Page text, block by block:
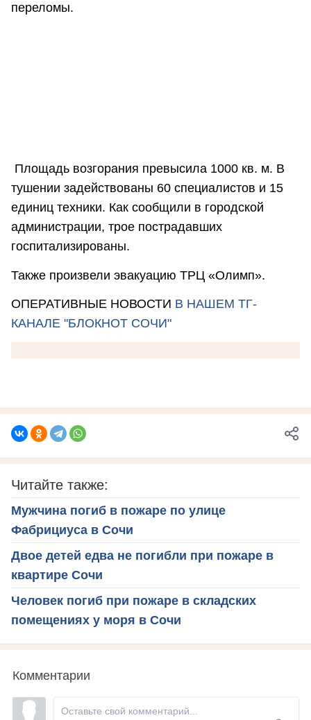
переломы.
Площадь возгорания превысила 1000 кв. м. В
тушении задействованы 60 специалистов и 15
единиц техники. Как сообщили в городской
администрации, трое пострадавших
госпитализированы.
Также произвели эвакуацию ТРЦ «Олимп».
ОПЕРАТИВНЫЕ НОВОСТИ В НАШЕМ ТГ-
КАНАЛЕ "БЛОКНОТ СОЧИ"
Читайте также:
Мужчина погиб в пожаре по улице
Фабрициуса в Сочи
Двое детей едва не погибли при пожаре в
квартире Сочи
Человек погиб при пожаре в складских
помещениях у моря в Сочи
Комментарии